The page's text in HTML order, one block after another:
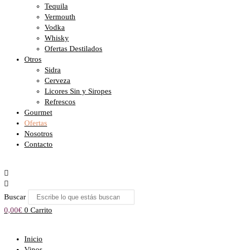
Tequila
Vermouth
Vodka
Whisky
Ofertas Destilados
Otros
Sidra
Cerveza
Licores Sin y Siropes
Refrescos
Gourmet
Ofertas
Nosotros
Contacto
Buscar
0,00€ 0 Carrito
Inicio